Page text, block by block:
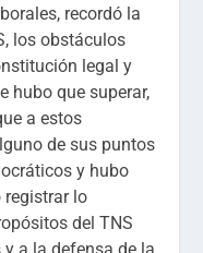
recordó la
los obstáculos
legal y
hubo que superar,
a estos
de sus puntos
y hubo
registrar lo
del TNS